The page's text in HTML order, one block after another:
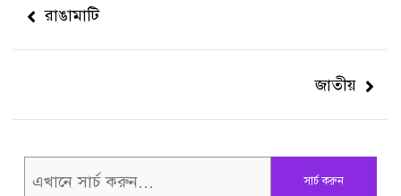
navigation
রাঙামাটি
জাতীয়
সার্চ করুন